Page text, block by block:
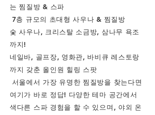
는 찜질방 & 스파
7층 규모의 초대형 사우나 & 찜질방
숯 사우나, 크리스탈 소금방, 삼나무 욕조
까지!
네일바, 골프장, 영화관, 바비큐 레스토랑
까지 갖춘 올인원 힐링 스팟
서울에서 가장 유명한 찜질방을 찾는다면
여기가 바로 정답! 다양한 테마 공간에서
색다른 스파 경험을 할 수 있으며, 야외 온